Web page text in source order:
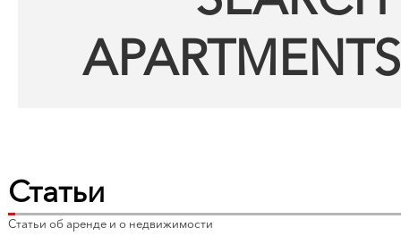
Статьи
Статьи об аренде и о недвижимости